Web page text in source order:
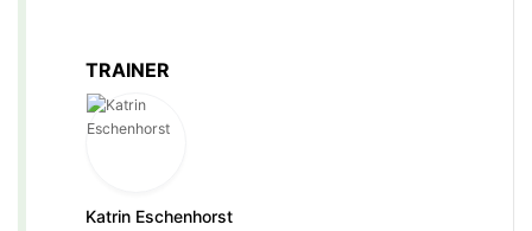
TRAINER
Katrin Eschenhorst